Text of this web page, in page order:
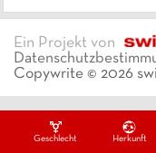
Geschlecht Herkunft
Ein Projekt von
Copywrite © 2026